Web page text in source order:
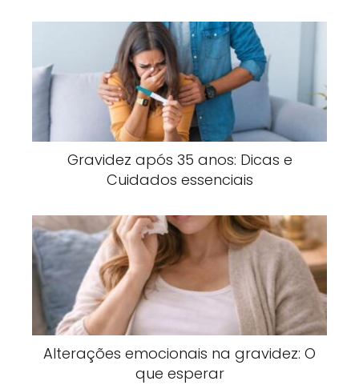
Gravidez após 35 anos: Dicas e
Cuidados essenciais
Alterações emocionais na gravidez: O
que esperar